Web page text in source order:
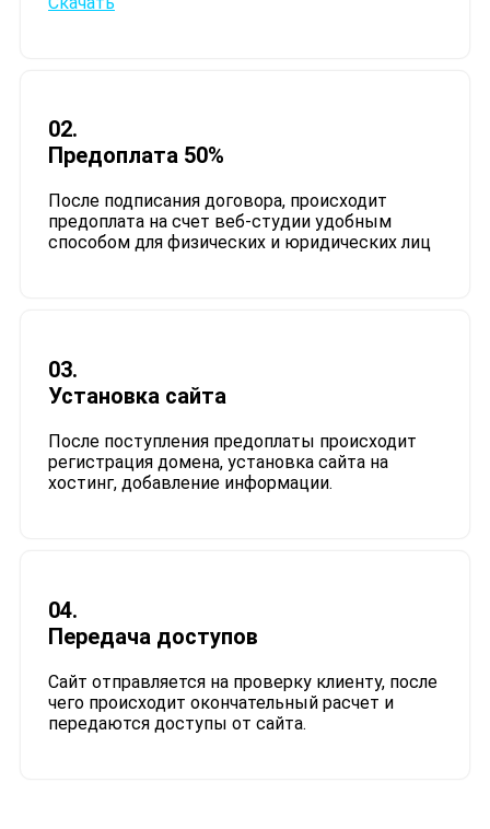
02.
Предоплата 50%
После подписания договора, происходит
предоплата на счет веб-студии удобным
способом для физических и юридических лиц
03.
Установка сайта
После поступления предоплаты происходит
регистрация домена, установка сайта на
хостинг, добавление информации.​
04.
Передача доступов
Сайт отправляется на проверку клиенту, после
чего происходит окончательный расчет и
передаются доступы от сайта.